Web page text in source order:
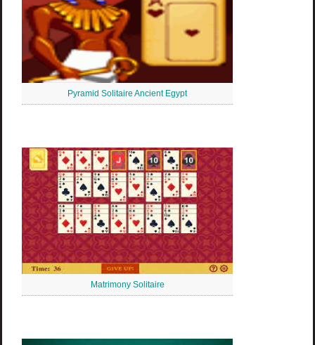
Pyramid Solitaire Ancient Egypt
Matrimony Solitaire